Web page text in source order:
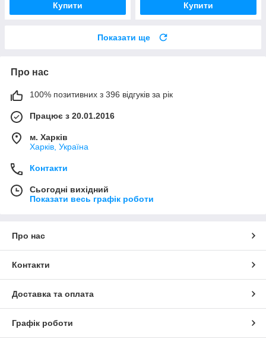
Купити Купити
Показати ще
Про нас
100% позитивних з 396 відгуків за рік
Працює з 20.01.2016
м. Харків
Харків, Україна
Контакти
Сьогодні вихідний
Показати весь графік роботи
Про нас
Контакти
Доставка та оплата
Графік роботи